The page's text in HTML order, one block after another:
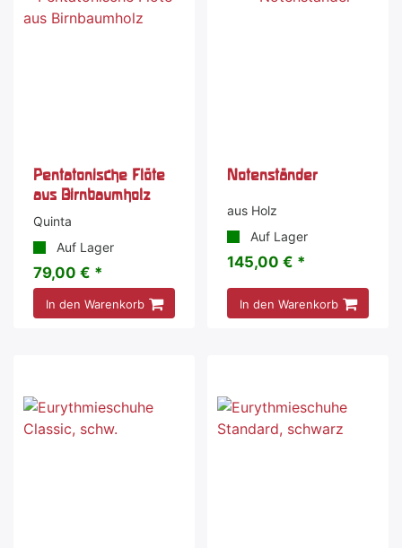
Pentatonische Flöte
aus Birnbaumholz
Quinta
Auf Lager
79,00 € *
In den Warenkorb
Notenständer
aus Holz
Auf Lager
145,00 € *
In den Warenkorb